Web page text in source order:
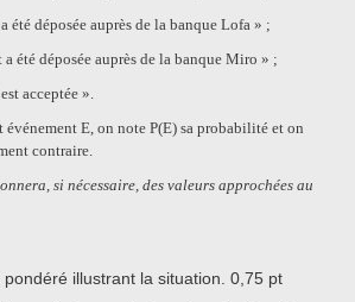
été déposée auprès de la banque Lofa » ;
été déposée auprès de la banque Miro » ;
acceptée ».
E, on note P(E) sa probabilité et on
contraire.
si nécessaire, des valeurs approchées au
illustrant la situation.0,75 pt